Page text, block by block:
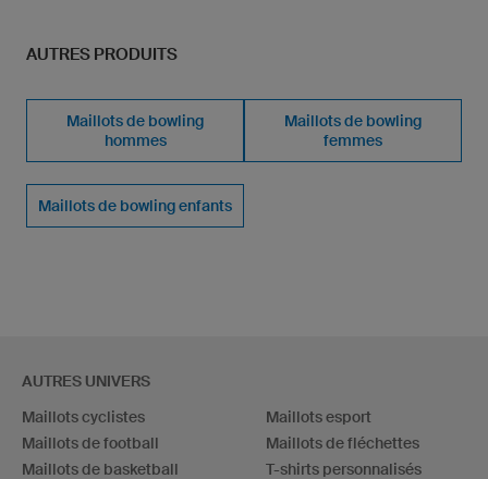
AUTRES PRODUITS
Maillots de bowling
hommes
Maillots de bowling
femmes
Maillots de bowling enfants
AUTRES UNIVERS
Maillots cyclistes
Maillots de football
Maillots de basketball
Maillots esport
Maillots de fléchettes
T-shirts personnalisés